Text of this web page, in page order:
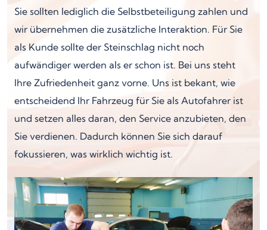
Sie sollten lediglich die Selbstbeteiligung zahlen und
wir übernehmen die zusätzliche Interaktion. Für Sie
als Kunde sollte der Steinschlag nicht noch
aufwändiger werden als er schon ist. Bei uns steht
Ihre Zufriedenheit ganz vorne. Uns ist bekant, wie
entscheidend Ihr Fahrzeug für Sie als Autofahrer ist
und setzen alles daran, den Service anzubieten, den
Sie verdienen. Dadurch können Sie sich darauf
fokussieren, was wirklich wichtig ist.